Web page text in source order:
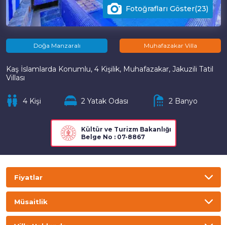
Doğa Manzaralı Muhafazakar Villa
Kaş İslamlarda Konumlu, 4 Kişilik, Muhafazakar, Jakuzili Tatil
Villası
4 Kişi 2 Yatak Odası 2 Banyo
Kültür ve Turizm Bakanlığı
Belge No : 07-8867
Fotoğrafları Göster(23)
Fiyatlar
Gecelik Haftalık
Müsaitlik